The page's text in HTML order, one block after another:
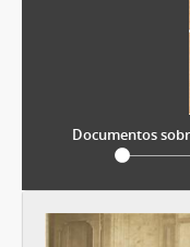
Documentos